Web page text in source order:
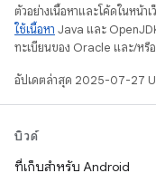
ตัวอย่างเนื้อหาและโค้ดในหน้
ใช้เนื้อหา Java และ
ทะเบียนของ Oracle และ/หรื
อัปเดตล่าสุด 2025-07-27
บิวด์
ที่เก็บสำหรับ Android